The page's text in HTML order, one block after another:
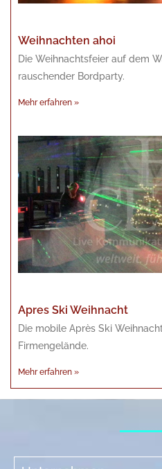
Weihnachten ahoi
Die Weihnachtsfeier auf dem
rauschender Bordparty.
Mehr erfahren »
Apres Ski Weihnacht
Die mobile Après Ski
Firmengelände.
Mehr erfahren »